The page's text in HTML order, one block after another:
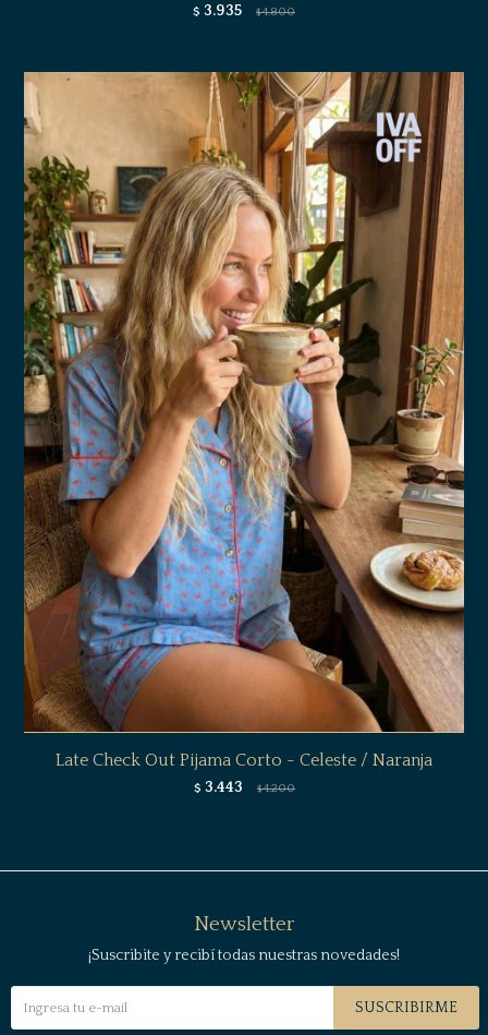
$ 3.935 $ 4.800
Late Check Out Pijama Corto - Celeste / Naranja
$ 3.443 $ 4.200
Newsletter
¡Suscribite y recibí todas nuestras novedades!
SUSCRIBIRME